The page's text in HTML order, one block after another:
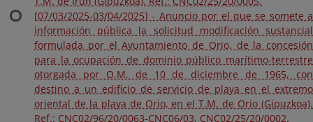
[07/03/2025-03/04/2025] - Anuncio por el que se somete a
información pública la solicitud modificación sustancial
formulada por el Ayuntamiento de Orio, de la concesión
para la ocupación de dominio público marítimo-terrestre
otorgada por O.M. de 10 de diciembre de 1965, con
destino a un edificio de servicio de playa en el extremo
oriental de la playa de Orio, en el T.M. de Orio (Gipuzkoa).
Ref.: CNC02/96/20/0063-CNC06/03, CNC02/25/20/0002.